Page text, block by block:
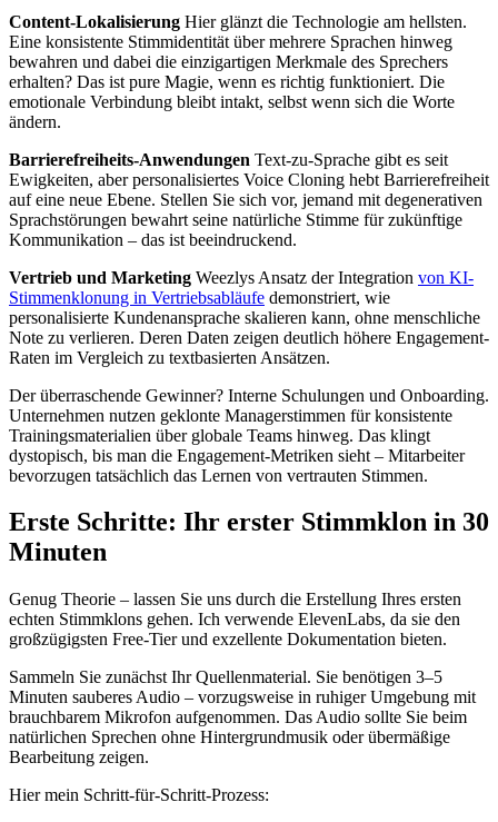
Content-Lokalisierung Hier glänzt die Technologie am hellsten.
Eine konsistente Stimmidentität über mehrere Sprachen hinweg
bewahren und dabei die einzigartigen Merkmale des Sprechers
erhalten? Das ist pure Magie, wenn es richtig funktioniert. Die
emotionale Verbindung bleibt intakt, selbst wenn sich die Worte
ändern.
Barrierefreiheits-Anwendungen Text-zu-Sprache gibt es seit
Ewigkeiten, aber personalisiertes Voice Cloning hebt Barrierefreiheit
auf eine neue Ebene. Stellen Sie sich vor, jemand mit degenerativen
Sprachstörungen bewahrt seine natürliche Stimme für zukünftige
Kommunikation – das ist beeindruckend.
Vertrieb und Marketing Weezlys Ansatz der Integration von KI-
Stimmenklonung in Vertriebsabläufe demonstriert, wie
personalisierte Kundenansprache skalieren kann, ohne menschliche
Note zu verlieren. Deren Daten zeigen deutlich höhere Engagement-
Raten im Vergleich zu textbasierten Ansätzen.
Der überraschende Gewinner? Interne Schulungen und Onboarding.
Unternehmen nutzen geklonte Managerstimmen für konsistente
Trainingsmaterialien über globale Teams hinweg. Das klingt
dystopisch, bis man die Engagement-Metriken sieht – Mitarbeiter
bevorzugen tatsächlich das Lernen von vertrauten Stimmen.
Erste Schritte: Ihr erster Stimmklon in 30
Minuten
Genug Theorie – lassen Sie uns durch die Erstellung Ihres ersten
echten Stimmklons gehen. Ich verwende ElevenLabs, da sie den
großzügigsten Free-Tier und exzellente Dokumentation bieten.
Sammeln Sie zunächst Ihr Quellenmaterial. Sie benötigen 3–5
Minuten sauberes Audio – vorzugsweise in ruhiger Umgebung mit
brauchbarem Mikrofon aufgenommen. Das Audio sollte Sie beim
natürlichen Sprechen ohne Hintergrundmusik oder übermäßige
Bearbeitung zeigen.
Hier mein Schritt-für-Schritt-Prozess: